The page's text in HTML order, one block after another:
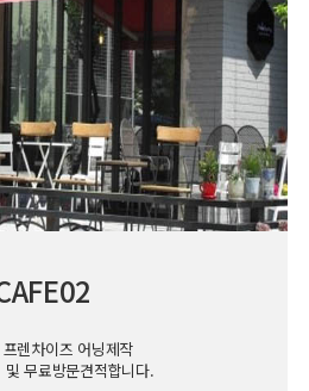
렌차이즈 어닝제작
및 무료방문견적합니다.